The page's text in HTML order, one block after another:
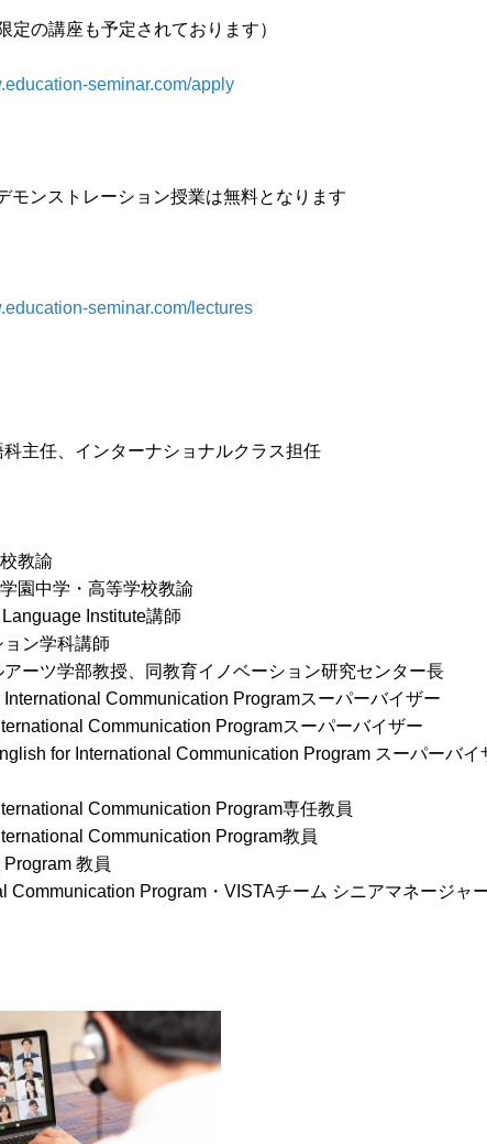
定の講座も予定されております）
seminar.com/apply
モンストレーション授業は無料となります
seminar.com/lectures
主任、インターナショナルクラス担任
教諭
園中学・高等学校教諭
Institute講師
ョン学科講師
ーツ学部教授、同教育イノベーション研究センター長
Communication Programスーパーバイザー
Communication Programスーパーバイザー
for International Communication Program スーパーバイ
Communication Program専任教員
Communication Program教員
教員
Communication Program・VISTAチーム シニアマネージャ